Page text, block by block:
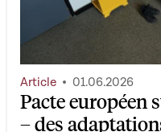
Pacte européen
– des
Article 01.06.2026